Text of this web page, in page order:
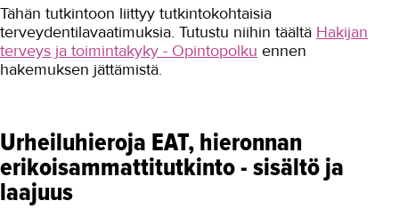
Tähän tutkintoon liittyy tutkintokohtaisia
terveydentilavaatimuksia. Tutustu niihin täältä Hakijan
terveys ja toimintakyky - Opintopolku ennen
hakemuksen jättämistä.
Urheiluhieroja EAT, hieronnan
erikoisammattitutkinto - sisältö ja
laajuus